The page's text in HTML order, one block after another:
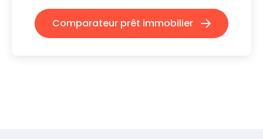
Comparateur prêt immobilier